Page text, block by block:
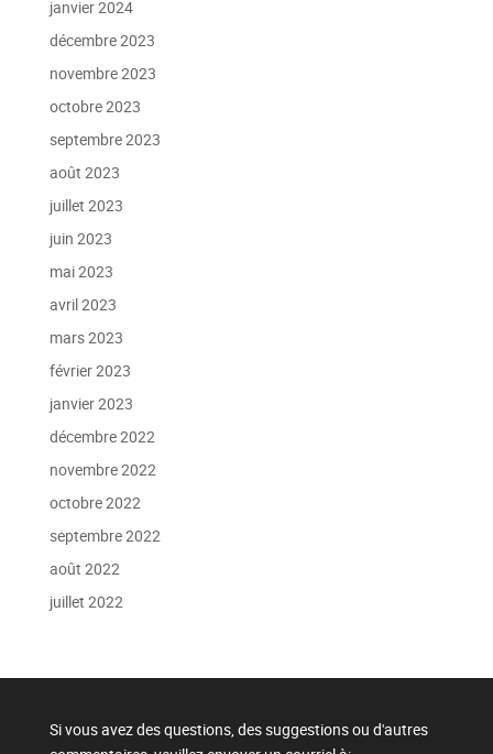
janvier 2024
décembre 2023
novembre 2023
octobre 2023
septembre 2023
août 2023
juillet 2023
juin 2023
mai 2023
avril 2023
mars 2023
février 2023
janvier 2023
décembre 2022
novembre 2022
octobre 2022
septembre 2022
août 2022
juillet 2022
Si vous avez des questions, des suggestions ou d'autres